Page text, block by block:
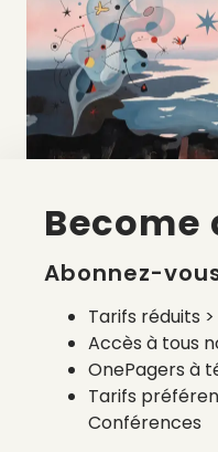
La liste des
de mode
2 août 2026
Become
Abonnez-
Tarifs réduits
Accès à tous
OnePagers à
Tarifs
Conférences